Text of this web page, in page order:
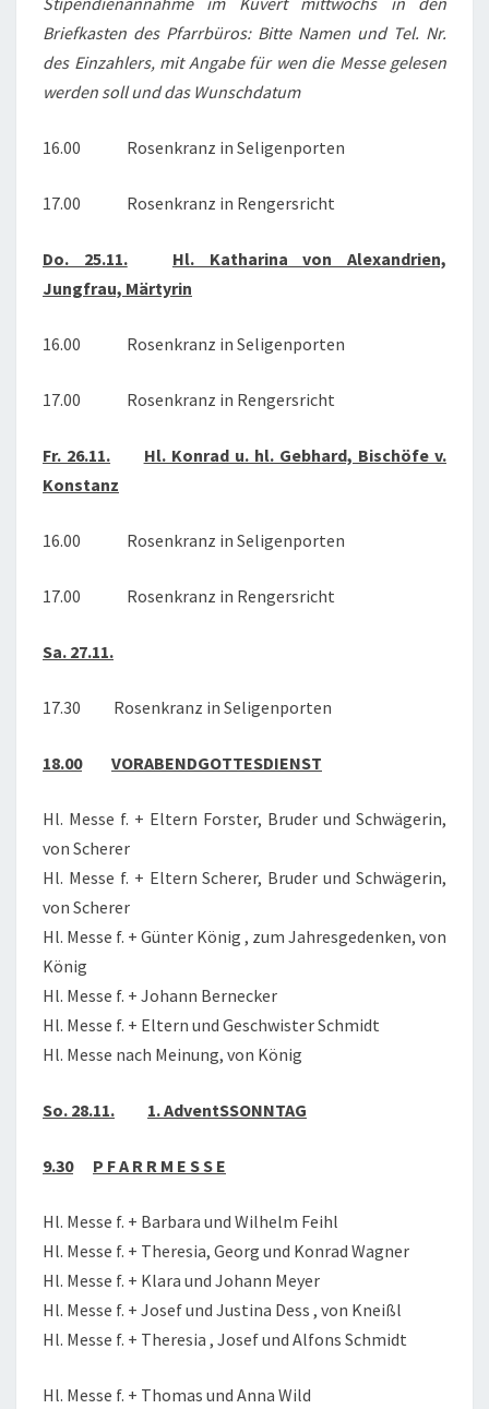
Briefkasten des Pfarrbüros: Bitte Namen und Tel. Nr.
des Einzahlers, mit Angabe für wen die Messe gelesen
werden soll und das Wunschdatum
16.00 Rosenkranz in Seligenporten
17.00 Rosenkranz in Rengersricht
Do. 25.11.
Hl. Katharina von Alexandrien,
Jungfrau, Märtyrin
16.00 Rosenkranz in Seligenporten
17.00 Rosenkranz in Rengersricht
Fr. 26.11.
Hl. Konrad u. hl. Gebhard, Bischöfe v.
Konstanz
16.00 Rosenkranz in Seligenporten
17.00 Rosenkranz in Rengersricht
Sa. 27.11.
17.30 Rosenkranz in Seligenporten
18.00 VORABENDGOTTESDIENST
Hl. Messe f. + Eltern Forster, Bruder und Schwägerin,
von Scherer
Hl. Messe f. + Eltern Scherer, Bruder und Schwägerin,
von Scherer
Hl. Messe f. + Günter König , zum Jahresgedenken, von
König
Hl. Messe f. + Johann Bernecker
Hl. Messe f. + Eltern und Geschwister Schmidt
Hl. Messe nach Meinung, von König
So. 28.11. 1. AdventSSONNTAG
9.30 P F A R R M E S S E
Hl. Messe f. + Barbara und Wilhelm Feihl
Hl. Messe f. + Theresia, Georg und Konrad Wagner
Hl. Messe f. + Klara und Johann Meyer
Hl. Messe f. + Josef und Justina Dess , von Kneißl
Hl. Messe f. + Theresia , Josef und Alfons Schmidt
Hl. Messe f. + Thomas und Anna Wild